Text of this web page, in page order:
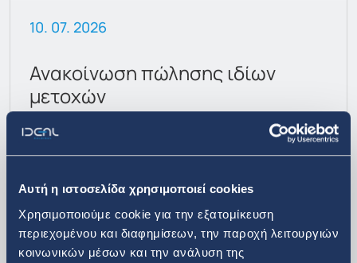
Αυτή η ιστοσελίδα χρησιμοποιεί cookies
Χρησιμοποιούμε cookie για την εξατομίκευση
περιεχομένου και διαφημίσεων, την παροχή λειτουργιών
κοινωνικών μέσων και την ανάλυση της
10. 07. 2026
Ανακοίνωση πώλησης ιδίων
μετοχών